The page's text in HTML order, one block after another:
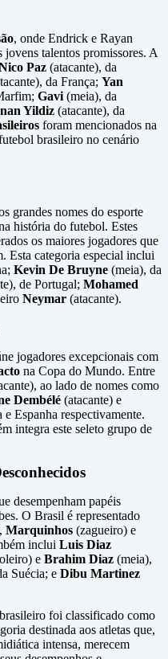
, onde Endrick e Rayan
talentos promissores. A
Paz (atacante), da
da França; Yan
Gavi (meia), da
Yildiz (atacante), da
foram mencionados na
brasileiro no cenário
grandes nomes do esporte
história do futebol. Estes
os maiores jogadores que
Esta categoria especial inclui
Kevin De Bruyne (meia), da
de Portugal; Mohamed
Neymar (atacante).
jogadores excepcionais com
na Copa do Mundo. Entre
ao lado de nomes como
Dembélé (atacante) e
e Espanha respectivamente.
integra este seleto grupo de
desempenham papéis
O Brasil é representado
Marquinhos (zagueiro) e
inclui Luis Diaz
e Brahim Diaz (meia),
Suécia; e Dibu Martinez
brasileiro foi classificado como
destinada aos atletas que,
intensa, merecem